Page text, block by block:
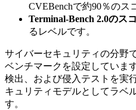
CVEBenchで約90％のス
Terminal-Bench 2.0のス
るレベルです。
サイバーセキュリティの分野
ベンチマークを設定していま
検出、および侵入テストを実
キュリティモデルとしてラベ
す。